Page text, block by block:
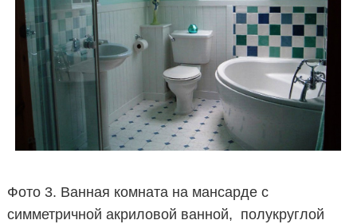
Фото 3. Ванная комната на мансарде с
симметричной акриловой ванной, полукруглой